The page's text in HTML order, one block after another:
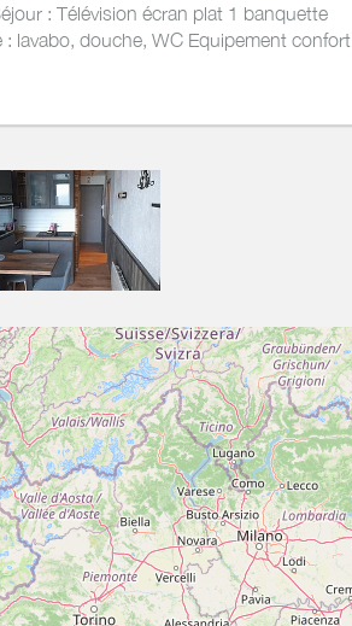
: Télévision écran plat 1 banquette
lavabo, douche, WC Equipement confort